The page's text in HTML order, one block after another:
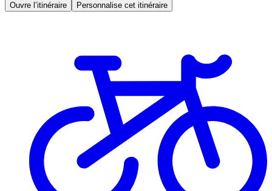
Ouvre l’itinéraire Personnalise cet itinéraire